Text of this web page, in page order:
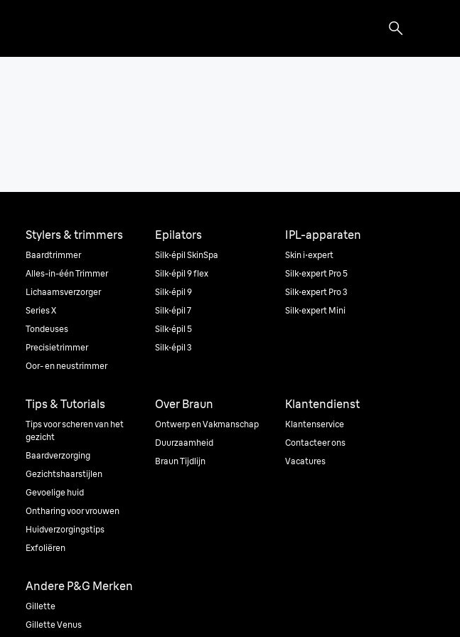
Stylers & trimmers
Baardtrimmer
Alles-in-één Trimmer
Lichaamsverzorger
Series X
Tondeuses
Precisietrimmer
Oor- en neustrimmer
Epilators
Silk·épil SkinSpa
Silk·épil 9 flex
Silk·épil 9
Silk·épil 7
Silk·épil 5
Silk·épil 3
IPL-apparaten
Skin i·expert
Silk·expert Pro 5
Silk·expert Pro 3
Silk·expert Mini
Tips & Tutorials
Tips voor scheren van het
gezicht
Baardverzorging
Gezichtshaarstijlen
Gevoelige huid
Ontharing voor vrouwen
Huidverzorgingstips
Exfoliëren
Over Braun
Ontwerp en Vakmanschap
Duurzaamheid
Braun Tijdlijn
Klantendienst
Klantenservice
Contacteer ons
Vacatures
Andere P&G Merken
Gillette
Gillette Venus